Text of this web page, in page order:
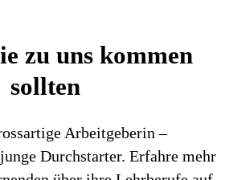
zu uns kommen
sollten
Arbeitgeberin –
Durchstarter. Erfahre mehr